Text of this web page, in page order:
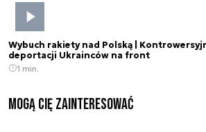
Wybuch rakiety nad Polską |
deportacji Ukrainców na front
1 min.
Mogą Cię zainteresować